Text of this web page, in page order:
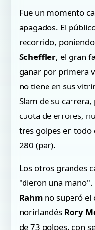
Fue un momento
apagados. El
recorrido,
Scheffler, el gran
ganar por primera
no tiene en sus
Slam de su
cuota de errores,
tres golpes en todo
280 (par).
Los otros grandes
"dieron una mano".
Rahm no superó el
norirlandés Rory
de 73 golpes, con